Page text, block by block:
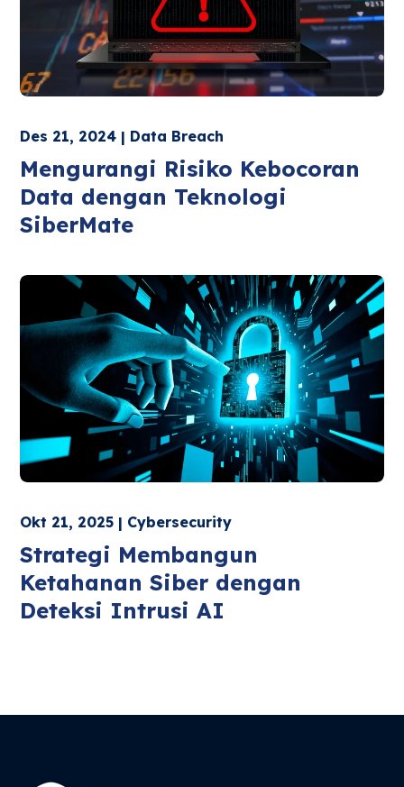
Des 21, 2024 | Data Breach
Mengurangi Risiko Kebocoran
Data dengan Teknologi
SiberMate
Okt 21, 2025 | Cybersecurity
Strategi Membangun
Ketahanan Siber dengan
Deteksi Intrusi AI